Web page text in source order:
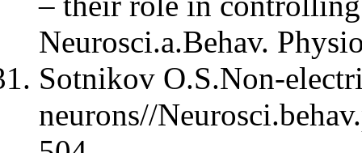
Neurosci.a.Behav.
Sotnikov O.S.Non-
neurons//